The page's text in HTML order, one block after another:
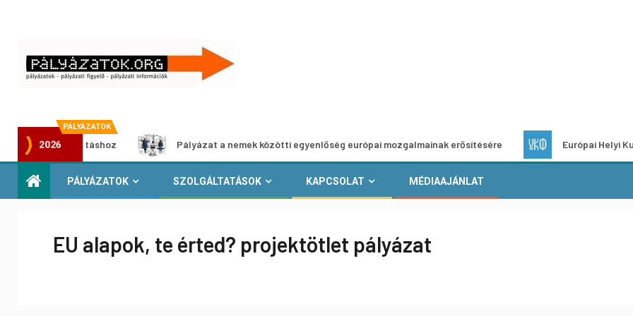
PÁLYÁZATOK
2026
kiállításhoz Pályázat a nemek közötti egyenlőség európai mozgalmainak erősítésére Európai Helyi Kultúra –
PÁLYÁZATOK SZOLGÁLTATÁSOK KAPCSOLAT MÉDIAAJÁNLAT
EU alapok, te érted? projektötlet pályázat